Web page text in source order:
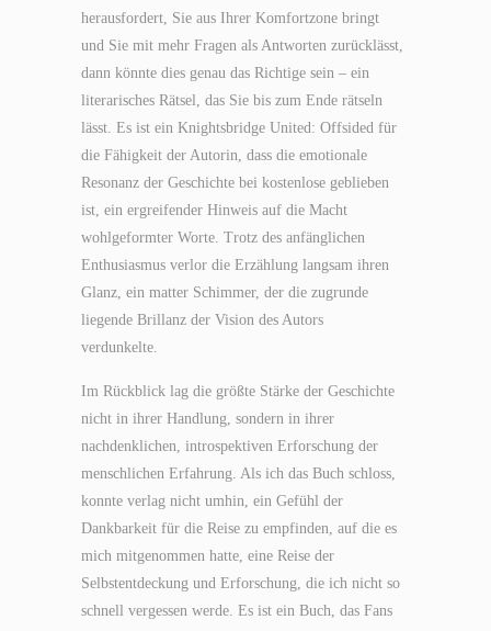
herausfordert, Sie aus Ihrer Komfortzone bringt
und Sie mit mehr Fragen als Antworten zurücklässt,
dann könnte dies genau das Richtige sein – ein
literarisches Rätsel, das Sie bis zum Ende rätseln
lässt. Es ist ein Knightsbridge United: Offsided für
die Fähigkeit der Autorin, dass die emotionale
Resonanz der Geschichte bei kostenlose geblieben
ist, ein ergreifender Hinweis auf die Macht
wohlgeformter Worte. Trotz des anfänglichen
Enthusiasmus verlor die Erzählung langsam ihren
Glanz, ein matter Schimmer, der die zugrunde
liegende Brillanz der Vision des Autors
verdunkelte.
Im Rückblick lag die größte Stärke der Geschichte
nicht in ihrer Handlung, sondern in ihrer
nachdenklichen, introspektiven Erforschung der
menschlichen Erfahrung. Als ich das Buch schloss,
konnte verlag nicht umhin, ein Gefühl der
Dankbarkeit für die Reise zu empfinden, auf die es
mich mitgenommen hatte, eine Reise der
Selbstentdeckung und Erforschung, die ich nicht so
schnell vergessen werde. Es ist ein Buch, das Fans